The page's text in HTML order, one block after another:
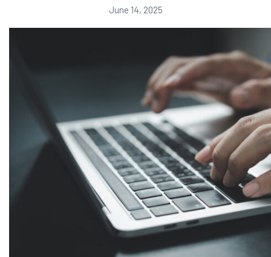
June 14, 2025